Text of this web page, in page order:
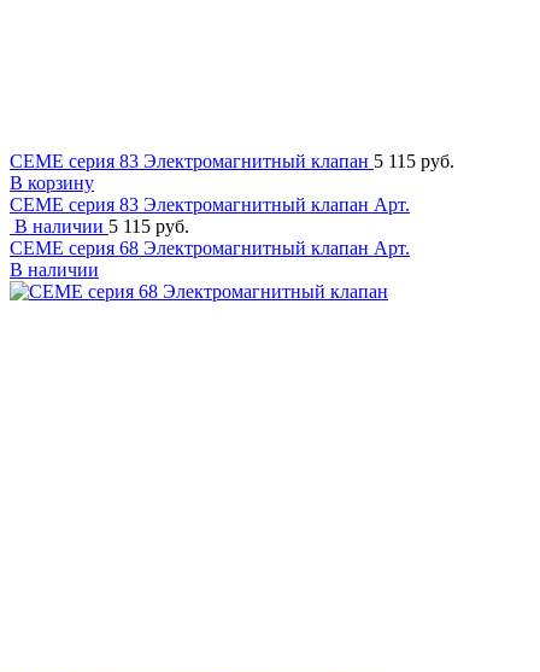
CEME серия 83 Электромагнитный клапан 5 115 руб.
В корзину
CEME серия 83 Электромагнитный клапан Арт.
В наличии 5 115 руб.
CEME серия 68 Электромагнитный клапан Арт.
В наличии